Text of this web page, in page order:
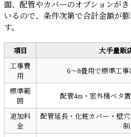
面、配管やカバーのオプションが
いるので、条件次第で合計金額が
す。
項目 大手量販
工事費
用
6〜8畳用で標準工
標準範
囲
配管4m・室外機ベタ
追加料
金
配管延長・化粧カバー・壁
制